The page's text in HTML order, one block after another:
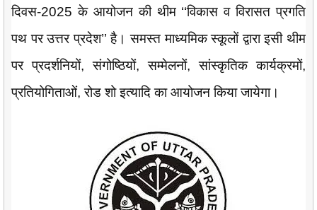
दिवस-2025 के आयोजन की थीम ‘‘विकास व विरासत प्रगति
पथ पर उत्तर प्रदेश’’ है। समस्त माध्यमिक स्कूलों द्वारा इसी थीम
पर प्रदर्शनियों, संगोष्ठियों, सम्मेलनों, सांस्कृतिक कार्यक्रमों,
प्रतियोगिताओं, रोड शो इत्यादि का आयोजन किया जायेगा।